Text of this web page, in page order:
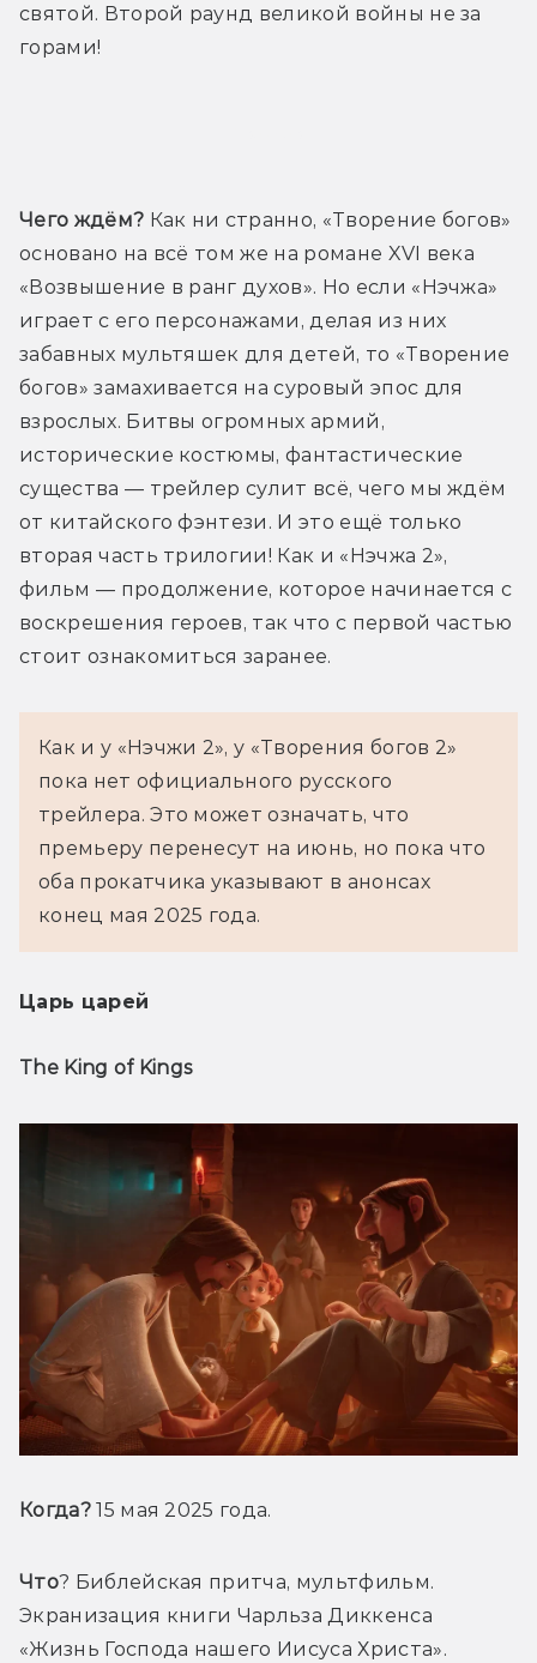
святой. Второй раунд великой войны не за
горами!
Чего ждём? Как ни странно, «Творение богов»
основано на всё том же на романе XVI века
«Возвышение в ранг духов». Но если «Нэчжа»
играет с его персонажами, делая из них
забавных мультяшек для детей, то «Творение
богов» замахивается на суровый эпос для
взрослых. Битвы огромных армий,
исторические костюмы, фантастические
существа — трейлер сулит всё, чего мы ждём
от китайского фэнтези. И это ещё только
вторая часть трилогии! Как и «Нэчжа 2»,
фильм — продолжение, которое начинается с
воскрешения героев, так что с первой частью
стоит ознакомиться заранее.
Как и у «Нэчжи 2», у «Творения богов 2»
пока нет официального русского
трейлера. Это может означать, что
премьеру перенесут на июнь, но пока что
оба прокатчика указывают в анонсах
конец мая 2025 года.
Царь царей
The King of Kings
Когда? 15 мая 2025 года.
Что? Библейская притча, мультфильм.
Экранизация книги Чарльза Диккенса
«Жизнь Господа нашего Иисуса Христа».